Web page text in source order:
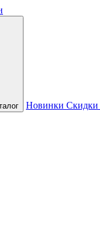
Новинки Скидки